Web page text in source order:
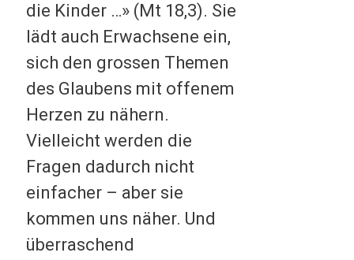
die Kinder …» (Mt 18,3). Sie
lädt auch Erwachsene ein,
sich den grossen Themen
des Glaubens mit offenem
Herzen zu nähern.
Vielleicht werden die
Fragen dadurch nicht
einfacher – aber sie
kommen uns näher. Und
überraschend